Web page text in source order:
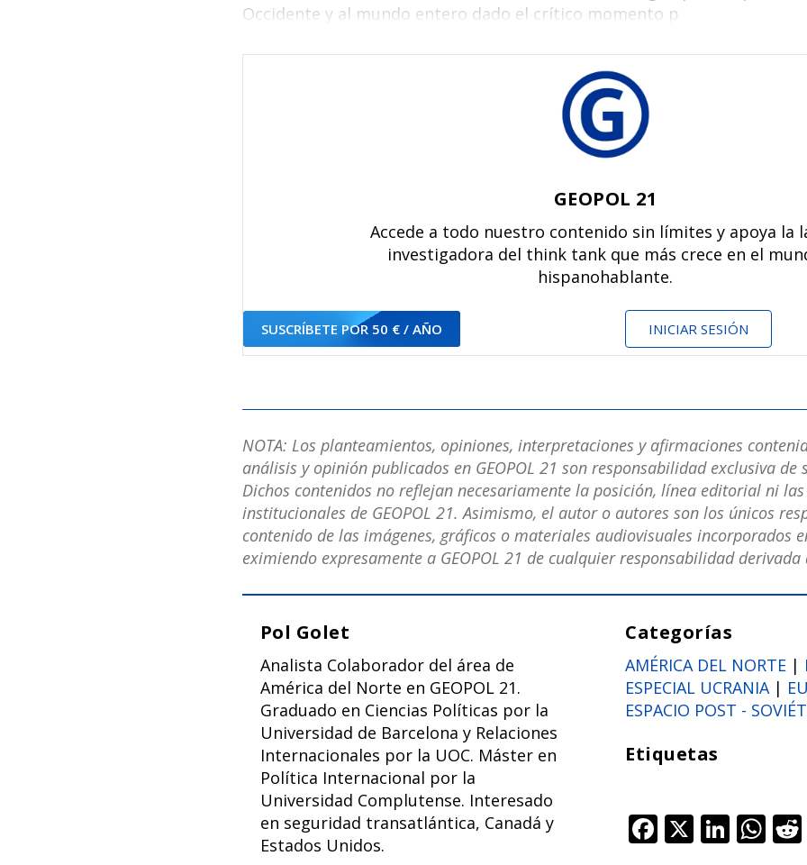
Occidente y al mundo entero dado el crítico momento p
GEOPOL 21
Accede a todo nuestro contenido sin límites y apoya la
investigadora del think tank que más crece en el
hispanohablante.
SUSCRÍBETE POR 50 € / AÑO INICIAR SESIÓN
NOTA: Los planteamientos, opiniones, interpretaciones y afirmaciones
análisis y opinión publicados en GEOPOL 21 son responsabilidad exclusiva de
Dichos contenidos no reflejan necesariamente la posición, línea editorial ni
institucionales de GEOPOL 21. Asimismo, el autor o autores son los únicos
contenido de las imágenes, gráficos o materiales audiovisuales incorporados
eximiendo expresamente a GEOPOL 21 de cualquier responsabilidad
Pol Golet
Analista Colaborador del área de
América del Norte en GEOPOL 21.
Graduado en Ciencias Políticas por la
Universidad de Barcelona y Relaciones
Internacionales por la UOC. Máster en
Política Internacional por la
Universidad Complutense. Interesado
en seguridad transatlántica, Canadá y
Estados Unidos.
Categorías
AMÉRICA DEL NORTE |
ESPECIAL UCRANIA|
ESPACIO POST -
Etiquetas
F X Li W